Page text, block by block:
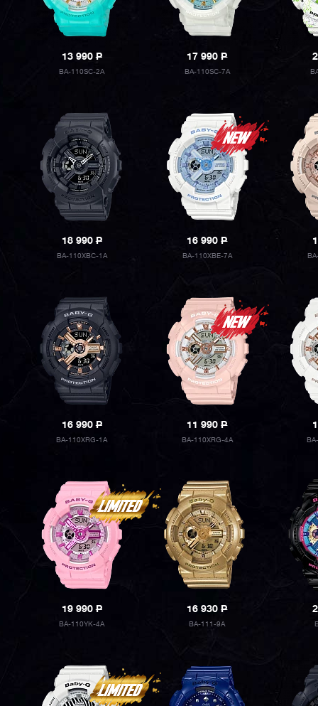
13 990P
BA-110SC-2A
17 990P
BA-110SC-7A
18 990P
BA-110XBC-1A
16 990P
BA-110XBE-7A
16 990P
BA-110XRG-1A
11 990P
BA-110XRG-4A
19 990P
BA-110YK-4A
16 930P
BA-111-9A